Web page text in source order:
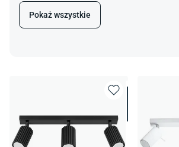
Pokaż wszystkie